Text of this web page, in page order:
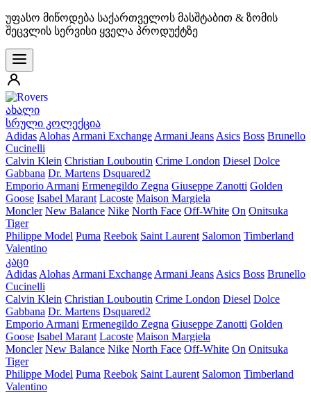
უფასო მიწოდება საქართველოს მასშტაბით & ზომის
შეცვლის სერვისი ყველა პროდუქტზე
ახალი
სრული კოლექცია
Adidas Alohas Armani Exchange Armani Jeans Asics Boss Brunello
Cucinelli
Calvin Klein Christian Louboutin Crime London Diesel Dolce
Gabbana Dr. Martens Dsquared2
Emporio Armani Ermenegildo Zegna Giuseppe Zanotti Golden
Goose Isabel Marant Lacoste Maison Margiela
Moncler New Balance Nike North Face Off-White On Onitsuka
Tiger
Philippe Model Puma Reebok Saint Laurent Salomon Timberland
Valentino
კაცი
Adidas Alohas Armani Exchange Armani Jeans Asics Boss Brunello
Cucinelli
Calvin Klein Christian Louboutin Crime London Diesel Dolce
Gabbana Dr. Martens Dsquared2
Emporio Armani Ermenegildo Zegna Giuseppe Zanotti Golden
Goose Isabel Marant Lacoste Maison Margiela
Moncler New Balance Nike North Face Off-White On Onitsuka
Tiger
Philippe Model Puma Reebok Saint Laurent Salomon Timberland
Valentino